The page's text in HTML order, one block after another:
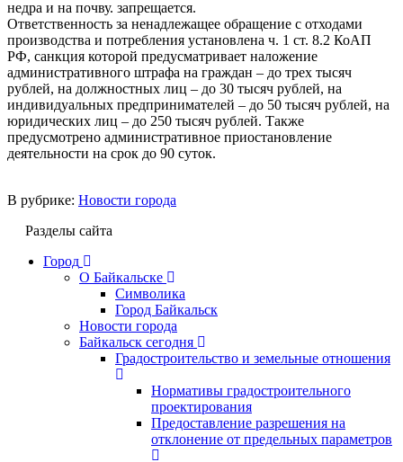
недра и на почву. запрещается.
Ответственность за ненадлежащее обращение с отходами
производства и потребления установлена ч. 1 ст. 8.2 КоАП
РФ, санкция которой предусматривает наложение
административного штрафа на граждан – до трех тысяч
рублей, на должностных лиц – до 30 тысяч рублей, на
индивидуальных предпринимателей – до 50 тысяч рублей, на
юридических лиц – до 250 тысяч рублей. Также
предусмотрено административное приостановление
деятельности на срок до 90 суток.
В рубрике: Новости города
Разделы сайта
Город
О Байкальске
Символика
Город Байкальск
Новости города
Байкальск сегодня
Градостроительство и земельные отношения
Нормативы градостроительного
проектирования
Предоставление разрешения на
отклонение от предельных параметров